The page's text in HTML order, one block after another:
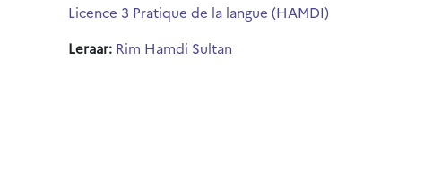
Licence 3 Pratique de la langue (HAMDI)
Leraar: Rim Hamdi Sultan